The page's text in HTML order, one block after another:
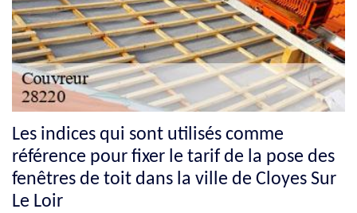
Les indices qui sont utilisés comme
référence pour fixer le tarif de la pose des
fenêtres de toit dans la ville de Cloyes Sur
Le Loir